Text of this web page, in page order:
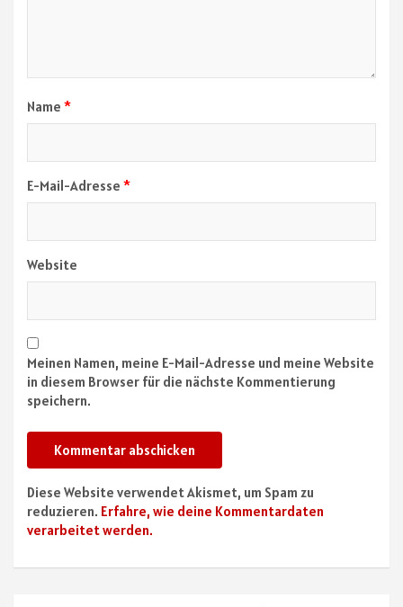
Name *
E-Mail-Adresse *
Website
Meinen Namen, meine E-Mail-Adresse und meine Website
in diesem Browser für die nächste Kommentierung
speichern.
Diese Website verwendet Akismet, um Spam zu
reduzieren. Erfahre, wie deine Kommentardaten
verarbeitet werden.